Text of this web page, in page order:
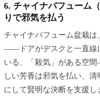
6. チャイナパフューム
りで邪気を払う
チャイナパフューム盆栽は
——ドアがデスクと一直線
いる、「殺気」がある空
しい芳香は邪気を払い、
にして賢明な決断を支援し